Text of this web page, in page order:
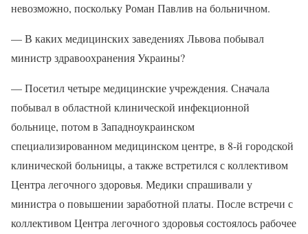
невозможно, поскольку Роман Павлив на больничном.
— В каких медицинских заведениях Львова побывал
министр здравоохранения Украины?
— Посетил четыре медицинские учреждения. Сначала
побывал в областной клинической инфекционной
больнице, потом в Западноукраинском
специализированном медицинском центре, в 8-й городской
клинической больницы, а также встретился с коллективом
Центра легочного здоровья. Медики спрашивали у
министра о повышении заработной платы. После встречи с
коллективом Центра легочного здоровья состоялось рабочее